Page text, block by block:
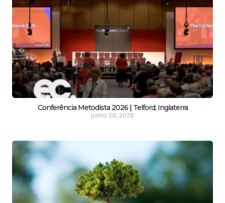
Conferência Metodista 2026 | Telford, Inglaterra
junho 29, 2026